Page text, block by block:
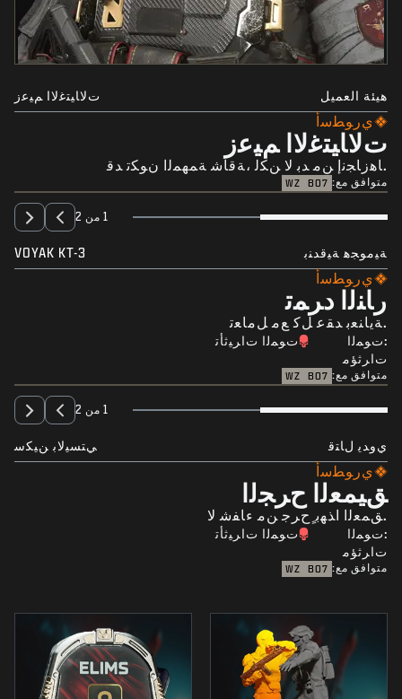
هيئة العميل ﺕﻻﺎﻴﺘﻏﻻﺍ ﻢﻴﻋﺯ
ﻱﺭﻮﻄﺳﺃ
ﺕﻻﺎﻴﺘﻏﻻﺍ ﻢﻴﻋﺯ
.ﺎﻫﺯﺎﺠﻧﺇ ﻦﻣ ﺪﺑ ﻻ ﻦﻜﻟ ،ﺔﻗﺎﺷ ﺔﻤﻬﻤﻟﺍ ﻥﻮﻜﺗ ﺪﻗ
متوافق مع: BO7
WZ
1 من 2
ﺔﻴﻣﻮﺠﻫ ﺔﻴﻗﺪﻨﺑ VOYAK KT-3
ﻱﺭﻮﻄﺳﺃ
ﺭﺎﻨﻟﺍ ﺩﺮﻤﺗ
.ﺔﻳﺎﻨﻌﺑ ﺪﻘﻋ ﻞﻛ ﻊﻣ ﻞﻣﺎﻌﺗ
:ﺕﻮﻤﻟﺍ
ﺕﺍﺮﺛﺆﻣ
ﺕﻮﻤﻟﺍ ﺕﺍﺮﻴﺛﺄﺗ
متوافق مع: BO7
WZ
1 من 2
ﻱﻭﺪﻳ ﻝﺎﺘﻗ ﻲﺘﺴﻴﻟﺎﺑ ﻦﻴﻜﺳ
ﻱﺭﻮﻄﺳﺃ
ﻖﻴﻤﻌﻟﺍ ﺡﺮﺠﻟﺍ
.ﻖﻤﻌﻟﺍ ﺍﺬﻬﺑ ٍﺡﺮﺟ ﻦﻣ ءﺎﻔﺷ ﻻ
:ﺕﻮﻤﻟﺍ
ﺕﺍﺮﺛﺆﻣ
ﺕﻮﻤﻟﺍ ﺕﺍﺮﻴﺛﺄﺗ
متوافق مع: BO7
WZ